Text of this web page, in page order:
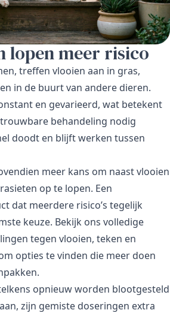
lopen meer risico
treffen vlooien aan in gras,
in de buurt van andere dieren.
en gevarieerd, wat betekent
behandeling nodig
doodt en blijft werken tussen
meer kans om naast vlooien
op te lopen. Een
dat meerdere risico’s tegelijk
keuze. Bekijk ons volledige
tegen vlooien, teken en
opties te vinden die meer doen
opnieuw worden blootgesteld
zijn gemiste doseringen extra